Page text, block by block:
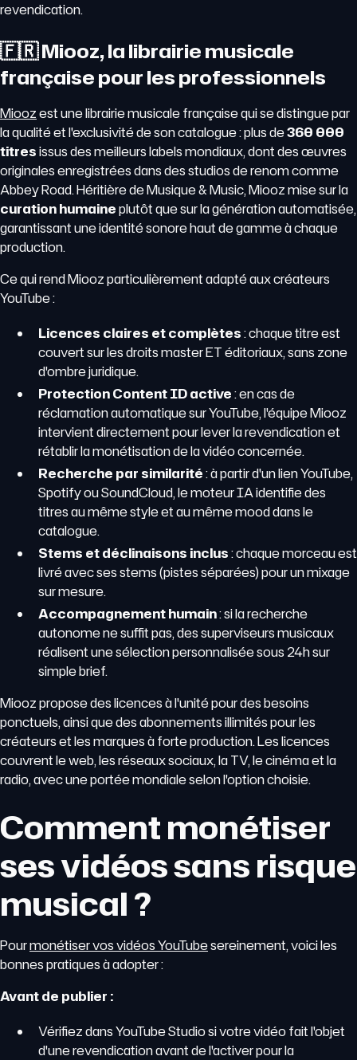
revendication.
🇫🇷 Miooz, la librairie musicale
française pour les professionnels
Mioozest une librairie musicale française qui se distingue par
la qualité et l'exclusivité de son catalogue : plus de360 000
titresissus des meilleurs labels mondiaux, dont des œuvres
originales enregistrées dans des studios de renom comme
Abbey Road. Héritière de Musique & Music, Miooz mise sur la
curation humaineplutôt que sur la génération automatisée,
garantissant une identité sonore haut de gamme à chaque
production.
Ce qui rend Miooz particulièrement adapté aux créateurs
YouTube :
Licences claires et complètes: chaque titre est
couvert sur les droits master ET éditoriaux, sans zone
d'ombre juridique.
Protection Content ID active: en cas de
réclamation automatique sur YouTube, l'équipe Miooz
intervient directement pour lever la revendication et
rétablir la monétisation de la vidéo concernée.
Recherche par similarité: à partir d'un lien YouTube,
Spotify ou SoundCloud, le moteur IA identifie des
titres au même style et au même mood dans le
catalogue.
Stems et déclinaisons inclus: chaque morceau est
livré avec ses stems (pistes séparées) pour un mixage
sur mesure.
Accompagnement humain: si la recherche
autonome ne suffit pas, des superviseurs musicaux
réalisent une sélection personnalisée sous 24h sur
simple brief.
Miooz propose des licences à l'unité pour des besoins
ponctuels, ainsi que des abonnements illimités pour les
créateurs et les marques à forte production. Les licences
couvrent le web, les réseaux sociaux, la TV, le cinéma et la
radio, avec une portée mondiale selon l'option choisie.
Comment monétiser
ses vidéos sans risque
musical ?
Pourmonétiser vos vidéos YouTubesereinement, voici les
bonnes pratiques à adopter :
Avant de publier :
Vérifiez dans YouTube Studio si votre vidéo fait l'objet
d'une revendication avant de l'activer pour la